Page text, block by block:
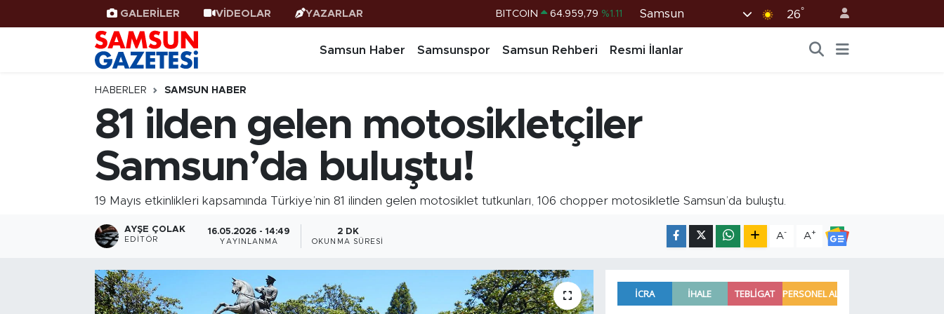
GALERİLER VİDEOLAR YAZARLAR DOLAR 47,7436 %0.18
BİST100 13.779 %-14
BITCOIN 64.959,79 %1.11
Samsun 26°
Samsun Haber Samsunspor Samsun Rehberi Resmi İlanlar
HABERLER SAMSUN HABER
81 ilden gelen motosikletçiler
Samsun’da buluştu!
19 Mayıs etkinlikleri kapsamında Türkiye’nin 81 ilinden gelen motosiklet tutkunları, 106 chopper motosikletle Samsun’da buluştu.
AYŞE ÇOLAK
EDITÖR
16.05.2026 - 14:49
YAYINLANMA
2 DK
OKUNMA SÜRESI
A- A+
Samsun Haber
Samsunspor
Samsun Rehberi
Resmi İlanlar
Samsun Nöbetçi Eczaneler
Samsun Hava Durumu
SAMSUN Namaz Vakitleri
Samsun Trafik Yoğunluk Haritası
Süper Lig Puan Durumu ve Fikstür
Tüm Manşetler
Son Dakika Haberleri
Haber Arşivi